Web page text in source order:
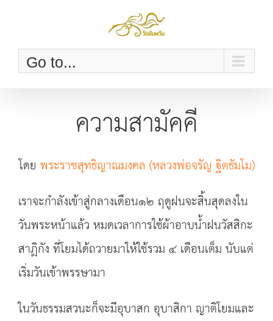
contentGo to...
ความสามัคคี
โดย พระราชสุทธิญาณมงคล (หลวงพ่อจรัญ ฐิตธัมโม)
เราจะกำลังเข้าสู่กลางเดือน๑๒ ฤดูฝนจะสิ้นสุดลงใน
วันพระหน้าแล้ว หมดเวลาการใช้ผ้าอาบน้ำฝนวัสสิกะ
สาฏิกัง ที่โยมได้ถวายมาให้ใช้รวม ๔ เดือนเต็ม นับแต่
เริ่มวันเข้าพรรษามา
ในวันธรรมสวนะก็จะมีอุบาสก อุบาสิกา ญาติโยมและ